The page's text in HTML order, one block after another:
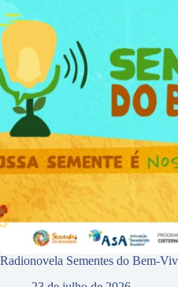
Radionovela Sementes do Bem-